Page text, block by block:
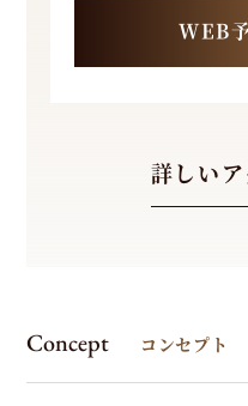
WEB
詳しい
Concept コンセプト